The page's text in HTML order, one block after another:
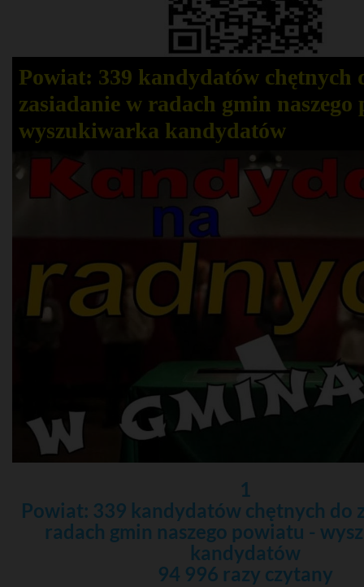
Powiat: 339 kandydatów chętnych
zasiadanie w radach gmin naszego
wyszukiwarka kandydatów
1
Powiat: 339 kandydatów chętnych do
radach gmin naszego powiatu -
kandydatów
94 996 razy czytany